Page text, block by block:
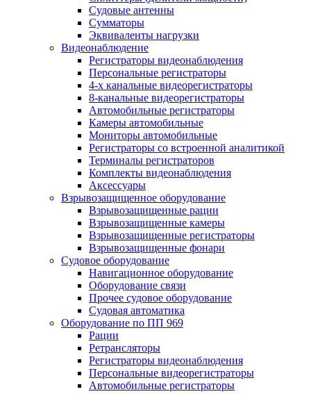
Судовые антенны
Сумматоры
Эквиваленты нагрузки
Видеонаблюдение
Регистраторы видеонаблюдения
Персональные регистраторы
4-х канальные видеорегистраторы
8-канальные видеорегистраторы
Автомобильные регистраторы
Камеры автомобильные
Мониторы автомобильные
Регистраторы со встроенной аналитикой
Терминалы регистраторов
Комплекты видеонаблюдения
Аксессуары
Взрывозащищенное оборудование
Взрывозащищенные рации
Взрывозащищенные камеры
Взрывозащищенные регистраторы
Взрывозащищенные фонари
Судовое оборудование
Навигационное оборудование
Оборудование связи
Прочее судовое оборудование
Судовая автоматика
Оборудование по ПП 969
Рации
Ретрансляторы
Регистраторы видеонаблюдения
Персональные видеорегистраторы
Автомобильные регистраторы